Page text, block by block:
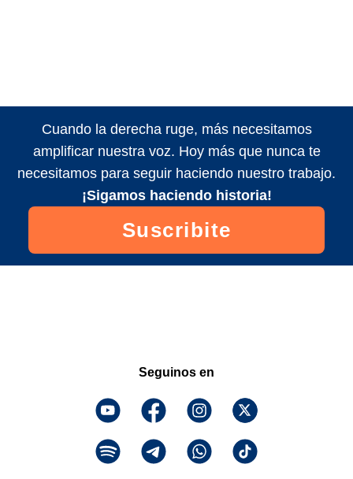
Cuando la derecha ruge, más necesitamos
amplificar nuestra voz. Hoy más que nunca te
necesitamos para seguir haciendo nuestro trabajo.
¡Sigamos haciendo historia!
Suscribite
Seguinos en